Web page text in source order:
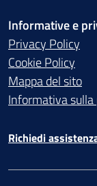
Informative e
Privacy Policy
Cookie Policy
Mappa del sito
Informativa sulla
Richiedi